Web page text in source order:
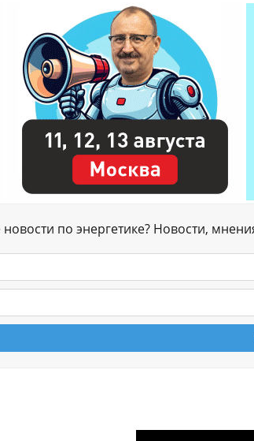
по энергетике? Новости,